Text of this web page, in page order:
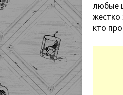
любые
жестко
кто